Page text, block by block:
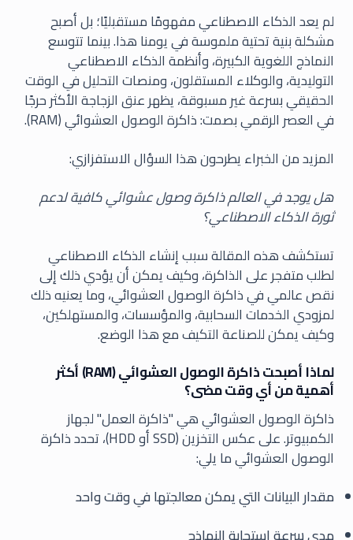
لم يعد الذكاء الاصطناعي مفهومًا مستقبليًا؛ بل أصبح
مشكلة بنية تحتية ملموسة في يومنا هذا. بينما تتوسع
النماذج اللغوية الكبيرة، وأنظمة الذكاء الاصطناعي
التوليدية، والوكلاء المستقلون، ومنصات التحليل في الوقت
الحقيقي بسرعة غير مسبوقة، يظهر عنق الزجاجة الأكثر حرجًا
في العصر الرقمي بصمت: ذاكرة الوصول العشوائي (RAM).
المزيد من الخبراء يطرحون هذا السؤال الاستفزازي:
هل يوجد في العالم ذاكرة وصول عشوائي كافية لدعم
ثورة الذكاء الاصطناعي؟
تستكشف هذه المقالة سبب إنشاء الذكاء الاصطناعي
لطلب متفجر على الذاكرة، وكيف يمكن أن يؤدي ذلك إلى
نقص عالمي في ذاكرة الوصول العشوائي، وما يعنيه ذلك
لمزودي الخدمات السحابية، والمؤسسات، والمستهلكين،
وكيف يمكن للصناعة التكيف مع هذا الوضع.
لماذا أصبحت ذاكرة الوصول العشوائي (RAM) أكثر
أهمية من أي وقت مضى؟
ذاكرة الوصول العشوائي هي "ذاكرة العمل" لجهاز
الكمبيوتر. على عكس التخزين (SSD أو HDD)، تحدد ذاكرة
الوصول العشوائي ما يلي:
مقدار البيانات التي يمكن معالجتها في وقت واحد